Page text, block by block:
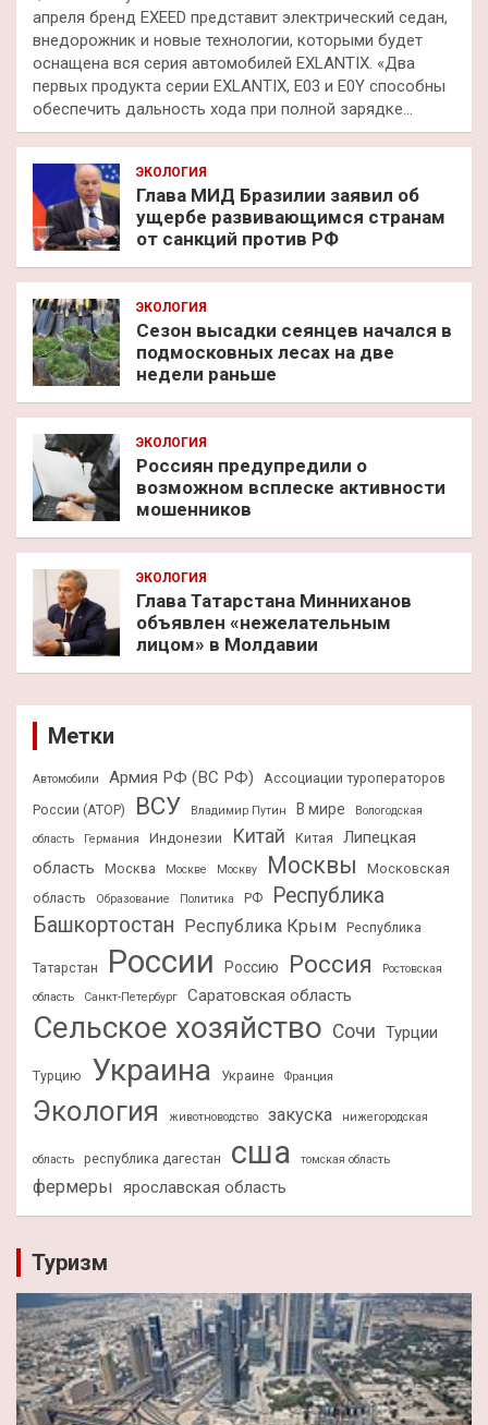
апреля бренд EXEED представит электрический седан,
внедорожник и новые технологии, которыми будет
оснащена вся серия автомобилей EXLANTIX. «Два
первых продукта серии EXLANTIX, E03 и E0Y способны
обеспечить дальность хода при полной зарядке…
ЭКОЛОГИЯ
Глава МИД Бразилии заявил об
ущербе развивающимся странам
от санкций против РФ
ЭКОЛОГИЯ
Сезон высадки сеянцев начался в
подмосковных лесах на две
недели раньше
ЭКОЛОГИЯ
Россиян предупредили о
возможном всплеске активности
мошенников
ЭКОЛОГИЯ
Глава Татарстана Минниханов
объявлен «нежелательным
лицом» в Молдавии
Метки
Автомобили Армия РФ (ВС РФ)
Ассоциации туроператоров
России (АТОР)
ВСУ Владимир Путин В мире
Вологодская
область
Германия Индонезии Китай Китая
Липецкая
область
Москва Москве Москву Москвы
Московская
область
Образование Политика РФ
Республика
Башкортостан Республика Крым Республика
Татарстан России Россию Россия
Ростовская
область
Санкт-Петербург Саратовская область
Сельское хозяйство Сочи Турции
Турцию Украина Украине Франция
Экология животноводство закуска нижегородская
область республика дагестан сша томская область
фермеры ярославская область
Туризм